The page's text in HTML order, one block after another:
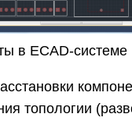
в ECAD-системе
топологии